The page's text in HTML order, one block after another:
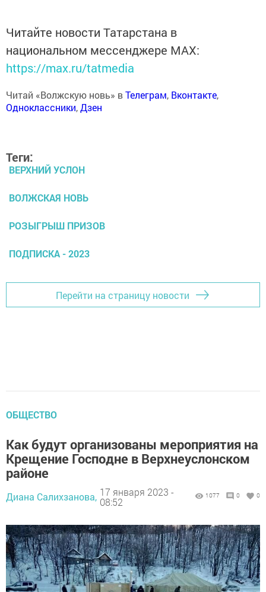
Читайте новости Татарстана в
национальном мессенджере MАХ:
https://max.ru/tatmedia
Читай «Волжскую новь» вТелеграм, Вконтакте,
Одноклассники,Дзен
Теги:
ВЕРХНИЙ УСЛОН
ВОЛЖСКАЯ НОВЬ
РОЗЫГРЫШ ПРИЗОВ
ПОДПИСКА - 2023
Перейти на страницу новости
ОБЩЕСТВО
Как будут организованы мероприятия на
Крещение Господне в Верхнеуслонском
районе
Диана Салихзанова, 17 января 2023 -
08:52
1077 0 0